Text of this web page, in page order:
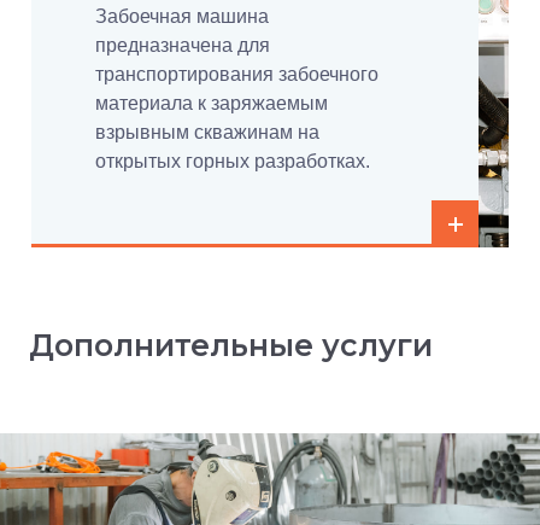
Забоечная машина
предназначена для
транспортирования забоечного
материала к заряжаемым
взрывным скважинам на
открытых горных разработках.
Дополнительные услуги